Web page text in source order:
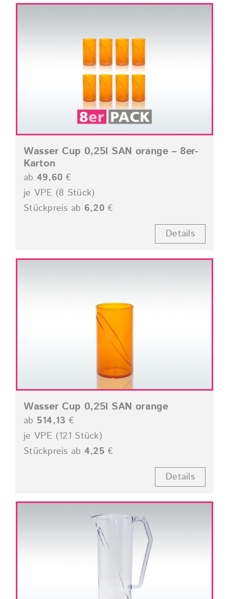
Wasser Cup 0,25l SAN orange – 8er-
Karton
ab 49,60 €
je VPE (8 Stück)
Stückpreis ab 6,20 €
Details
Wasser Cup 0,25l SAN orange
ab 514,13 €
je VPE (121 Stück)
Stückpreis ab 4,25 €
Details